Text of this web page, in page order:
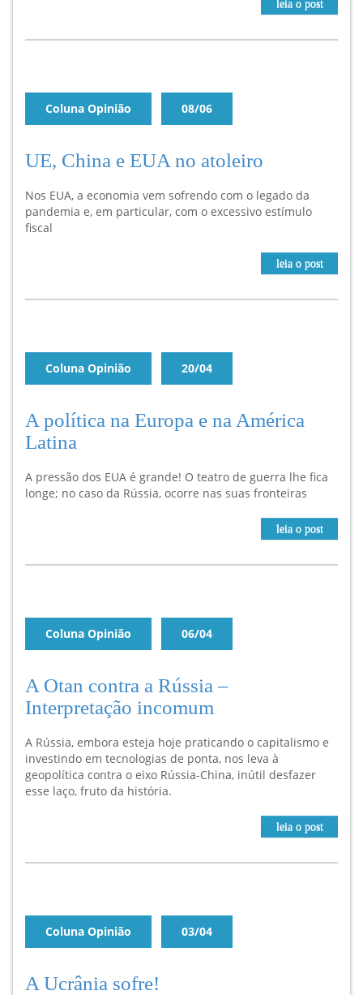
leia o post
Coluna Opinião 08/06
UE, China e EUA no atoleiro
Nos EUA, a economia vem sofrendo com o legado da
pandemia e, em particular, com o excessivo estímulo
fiscal
leia o post
Coluna Opinião 20/04
A política na Europa e na América
Latina
A pressão dos EUA é grande! O teatro de guerra lhe fica
longe; no caso da Rússia, ocorre nas suas fronteiras
leia o post
Coluna Opinião 06/04
A Otan contra a Rússia –
Interpretação incomum
A Rússia, embora esteja hoje praticando o capitalismo e
investindo em tecnologias de ponta, nos leva à
geopolítica contra o eixo Rússia-China, inútil desfazer
esse laço, fruto da história.
leia o post
Coluna Opinião 03/04
A Ucrânia sofre!